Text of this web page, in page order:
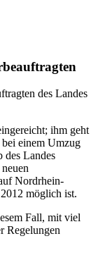
des Landes
ihm geht
einem Umzug
des Landes
Nordrhein-
möglich ist.
Fall, mit viel
Regelungen